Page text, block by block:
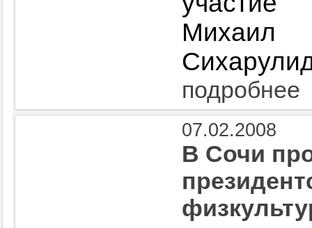
подробнее
07.02.2008
В Сочи